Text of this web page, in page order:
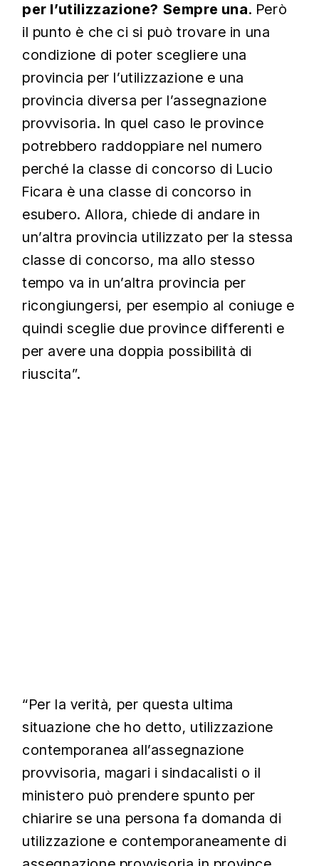
per l’utilizzazione? Sempre una. Però
il punto è che ci si può trovare in una
condizione di poter scegliere una
provincia per l’utilizzazione e una
provincia diversa per l’assegnazione
provvisoria. In quel caso le province
potrebbero raddoppiare nel numero
perché la classe di concorso di Lucio
Ficara è una classe di concorso in
esubero. Allora, chiede di andare in
un’altra provincia utilizzato per la stessa
classe di concorso, ma allo stesso
tempo va in un’altra provincia per
ricongiungersi, per esempio al coniuge e
quindi sceglie due province differenti e
per avere una doppia possibilità di
riuscita”.
“Per la verità, per questa ultima
situazione che ho detto, utilizzazione
contemporanea all’assegnazione
provvisoria, magari i sindacalisti o il
ministero può prendere spunto per
chiarire se una persona fa domanda di
utilizzazione e contemporaneamente di